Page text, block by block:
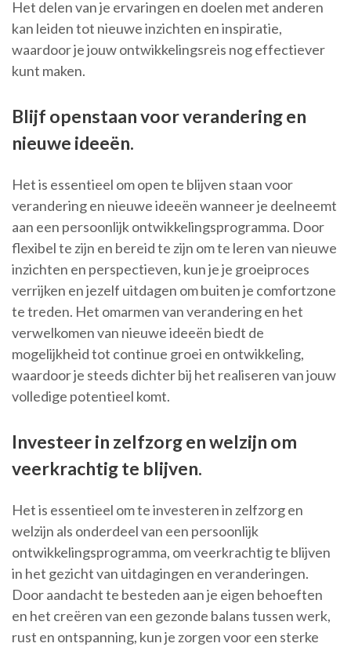
Het delen van je ervaringen en doelen met anderen
kan leiden tot nieuwe inzichten en inspiratie,
waardoor je jouw ontwikkelingsreis nog effectiever
kunt maken.
Blijf openstaan voor verandering en
nieuwe ideeën.
Het is essentieel om open te blijven staan voor
verandering en nieuwe ideeën wanneer je deelneemt
aan een persoonlijk ontwikkelingsprogramma. Door
flexibel te zijn en bereid te zijn om te leren van nieuwe
inzichten en perspectieven, kun je je groeiproces
verrijken en jezelf uitdagen om buiten je comfortzone
te treden. Het omarmen van verandering en het
verwelkomen van nieuwe ideeën biedt de
mogelijkheid tot continue groei en ontwikkeling,
waardoor je steeds dichter bij het realiseren van jouw
volledige potentieel komt.
Investeer in zelfzorg en welzijn om
veerkrachtig te blijven.
Het is essentieel om te investeren in zelfzorg en
welzijn als onderdeel van een persoonlijk
ontwikkelingsprogramma, om veerkrachtig te blijven
in het gezicht van uitdagingen en veranderingen.
Door aandacht te besteden aan je eigen behoeften
en het creëren van een gezonde balans tussen werk,
rust en ontspanning, kun je zorgen voor een sterke